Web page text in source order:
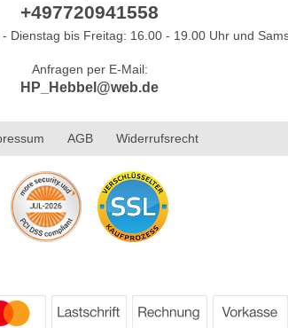
+497720941558
Dienstag bis Freitag: 16.00 - 19.00 Uhr und
Anfragen per E-Mail:
HP_Hebbel@web.de
AGB Widerrufsrecht